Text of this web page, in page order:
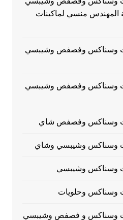
منسي لماكينات
وسناكس وفصفص وشيبسي
وسناكس وفصفص وشيبسي
وسناكس وفصفص شاي
وسناكس وشيبسي وشاي
وسناكس وشيبسي
وسناكس وحلويات
وسناكس و فصفص وشيبسي